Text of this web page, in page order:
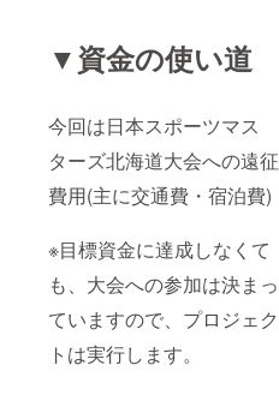
▼資金の使い道
今回は日本スポーツマス
ターズ北海道大会への遠征
費用(主に交通費・宿泊費)
※目標資金に達成しなくて
も、大会への参加は決まっ
ていますので、プロジェク
トは実行します。